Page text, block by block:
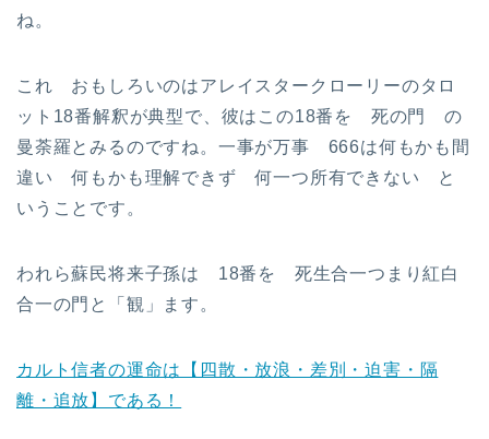
ね。
これ おもしろいのはアレイスタークローリーのタロ
ット18番解釈が典型で、彼はこの18番を 死の門 の
曼荼羅とみるのですね。一事が万事 666は何もかも間
違い 何もかも理解できず 何一つ所有できない と
いうことです。
われら蘇民将来子孫は 18番を 死生合一つまり紅白
合一の門と「観」ます。
カルト信者の運命は【四散・放浪・差別・迫害・隔
離・追放】である！